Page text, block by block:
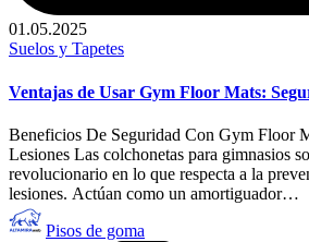
01.05.2025
Publicado
Suelos y Tapetes
Ventajas de Usar Gym Floor Mats:
Beneficios De Seguridad Con Gym Floor
Lesiones Las colchonetas para gimnasios
revolucionario en lo que respecta a la
lesiones. Actúan como un amortiguador…
Publicado
por
Pisos de goma